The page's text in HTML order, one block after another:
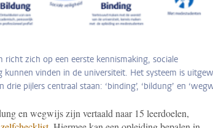
zich op een eerste kennismaking, sociale
kunnen vinden in de universiteit. Het systeem is
pijlers centraal staan: ‘binding’, ‘bildung’ en
en wegwijs zijn vertaald naar 15 leerdoelen,